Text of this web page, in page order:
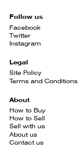
Follow us
Facebook
Twitter
Instagram
Legal
Site Policy
Terms and Conditions
About
How to Buy
How to Sell
Sell with us
About us
Contact us